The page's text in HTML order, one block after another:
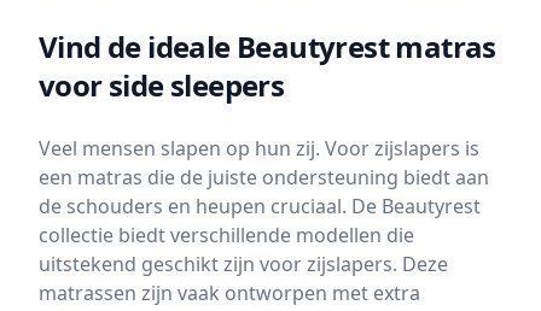
Vind de ideale Beautyrest matras
voor side sleepers
Veel mensen slapen op hun zij. Voor zijslapers is
een matras die de juiste ondersteuning biedt aan
de schouders en heupen cruciaal. De Beautyrest
collectie biedt verschillende modellen die
uitstekend geschikt zijn voor zijslapers. Deze
matrassen zijn vaak ontworpen met extra